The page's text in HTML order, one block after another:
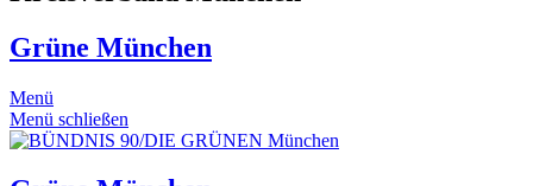
Grüne München
Menü
Menü schließen